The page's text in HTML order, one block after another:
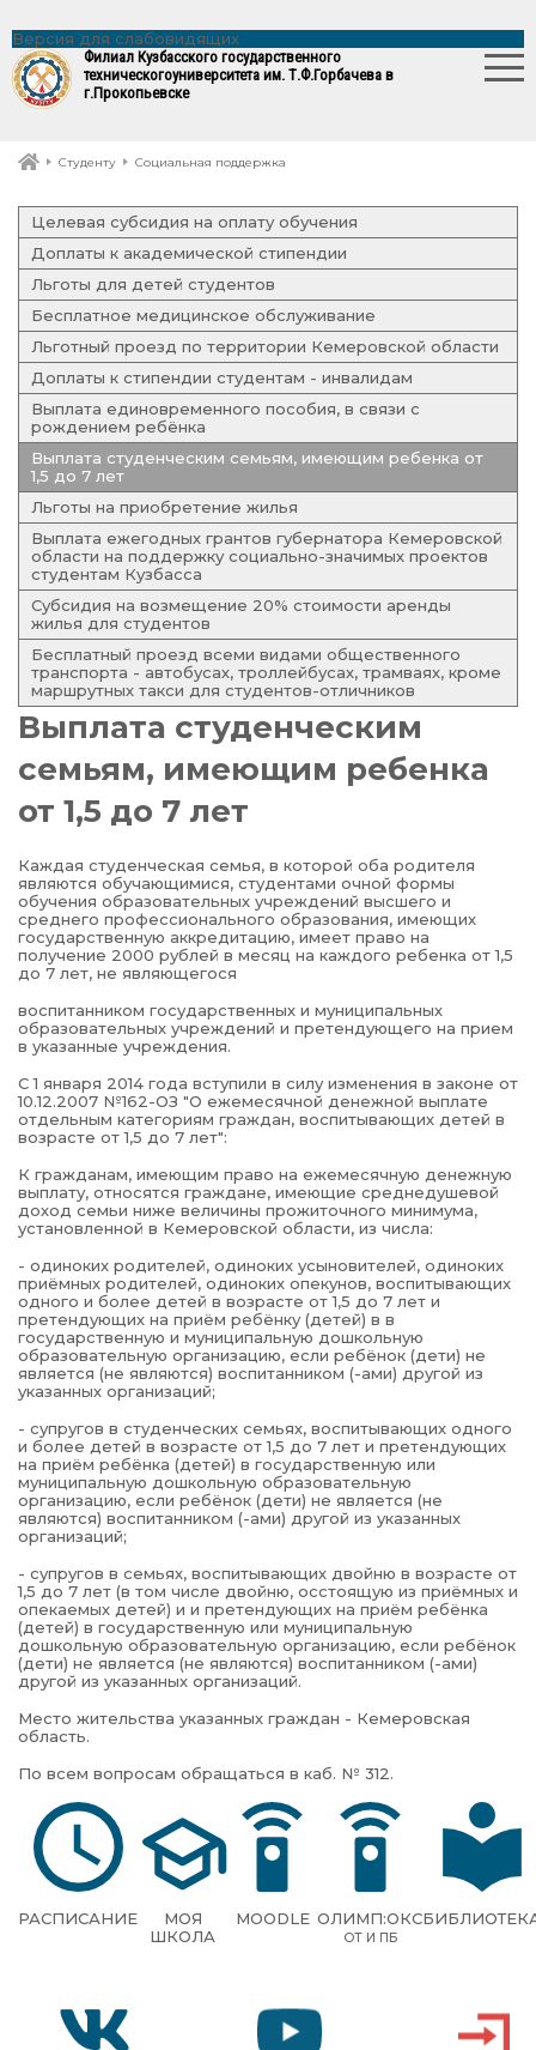
Версия для слабовидящих
Филиал Кузбасского государственного
техническогоуниверситета им. Т.Ф.Горбачева в
г.Прокопьевске
Студенту Социальная поддержка
Целевая субсидия на оплату обучения
Доплаты к академической стипендии
Льготы для детей студентов
Бесплатное медицинское обслуживание
Льготный проезд по территории Кемеровской области
Доплаты к стипендии студентам - инвалидам
Выплата единовременного пособия, в связи с
рождением ребёнка
Выплата студенческим семьям, имеющим ребенка от
1,5 до 7 лет
Льготы на приобретение жилья
Выплата ежегодных грантов губернатора Кемеровской
области на поддержку социально-значимых проектов
студентам Кузбасса
Субсидия на возмещение 20% стоимости аренды
жилья для студентов
Бесплатный проезд всеми видами общественного
транспорта - автобусах, троллейбусах, трамваях, кроме
маршрутных такси для студентов-отличников
Выплата студенческим
семьям, имеющим ребенка
от 1,5 до 7 лет
Каждая студенческая семья, в которой оба родителя
являются обучающимися, студентами очной формы
обучения образовательных учреждений высшего и
среднего профессионального образования, имеющих
государственную аккредитацию, имеет право на
получение 2000 рублей в месяц на каждого ребенка от 1,5
до 7 лет, не являющегося
воспитанником государственных и муниципальных
образовательных учреждений и претендующего на прием
в указанные учреждения.
С 1 января 2014 года вступили в силу изменения в законе от
10.12.2007 №162-ОЗ "О ежемесячной денежной выплате
отдельным категориям граждан, воспитывающих детей в
возрасте от 1,5 до 7 лет":
К гражданам, имеющим право на ежемесячную денежную
выплату, относятся граждане, имеющие среднедушевой
доход семьи ниже величины прожиточного минимума,
установленной в Кемеровской области, из числа:
- одиноких родителей, одиноких усыновителей, одиноких
приёмных родителей, одиноких опекунов, воспитывающих
одного и более детей в возрасте от 1,5 до 7 лет и
претендующих на приём ребёнку (детей) в в
государственную и муниципальную дошкольную
образовательную организацию, если ребёнок (дети) не
является (не являются) воспитанником (-ами) другой из
указанных организаций;
- супругов в студенческих семьях, воспитывающих одного
и более детей в возрасте от 1,5 до 7 лет и претендующих
на приём ребёнка (детей) в государственную или
муниципальную дошкольную образовательную
организацию, если ребёнок (дети) не является (не
являются) воспитанником (-ами) другой из указанных
организаций;
- супругов в семьях, воспитывающих двойню в возрасте от
1,5 до 7 лет (в том числе двойню, осстоящую из приёмных и
опекаемых детей) и и претендующих на приём ребёнка
(детей) в государственную или муниципальную
дошкольную образовательную организацию, если ребёнок
(дети) не является (не являются) воспитанником (-ами)
другой из указанных организаций.
Место жительства указанных граждан - Кемеровская
область.
По всем вопросам обращаться в каб. № 312.
РАСПИСАНИЕ
МОЯ
ШКОЛА
MOODLE ОЛИМП:ОКС
ОТ И ПБ